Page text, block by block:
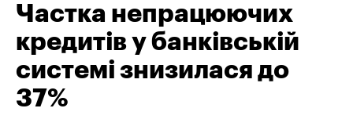
Частка непрацюючих
кредитів у банківській
системі знизилася до
37%